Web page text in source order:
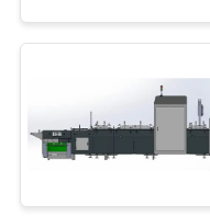
UNA
CITA
MAPA
DEL
SITIO